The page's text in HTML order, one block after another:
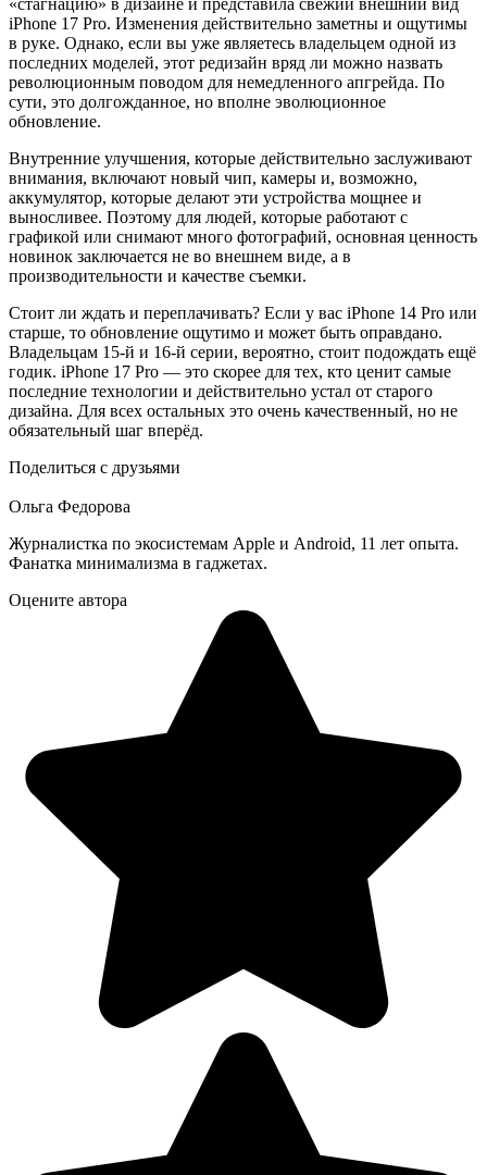
«стагнацию» в дизайне и представила свежий внешний вид
iPhone 17 Pro. Изменения действительно заметны и ощутимы
в руке. Однако, если вы уже являетесь владельцем одной из
последних моделей, этот редизайн вряд ли можно назвать
революционным поводом для немедленного апгрейда. По
сути, это долгожданное, но вполне эволюционное
обновление.
Внутренние улучшения, которые действительно заслуживают
внимания, включают новый чип, камеры и, возможно,
аккумулятор, которые делают эти устройства мощнее и
выносливее. Поэтому для людей, которые работают с
графикой или снимают много фотографий, основная ценность
новинок заключается не во внешнем виде, а в
производительности и качестве съемки.
Стоит ли ждать и переплачивать? Если у вас iPhone 14 Pro или
старше, то обновление ощутимо и может быть оправдано.
Владельцам 15-й и 16-й серии, вероятно, стоит подождать ещё
годик. iPhone 17 Pro — это скорее для тех, кто ценит самые
последние технологии и действительно устал от старого
дизайна. Для всех остальных это очень качественный, но не
обязательный шаг вперёд.
Поделиться с друзьями
Ольга Федорова
Журналистка по экосистемам Apple и Android, 11 лет опыта.
Фанатка минимализма в гаджетах.
Оцените автора